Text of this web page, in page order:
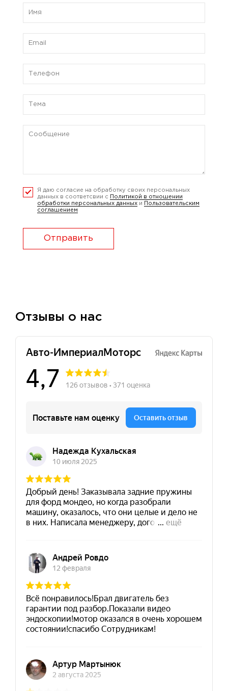
Я даю согласие на обработку своих персональных
данных в соответсвии с
Политикой в отношении
обработки персональных данных и
Пользовательским
соглашением
Отправить
Отзывы о нас